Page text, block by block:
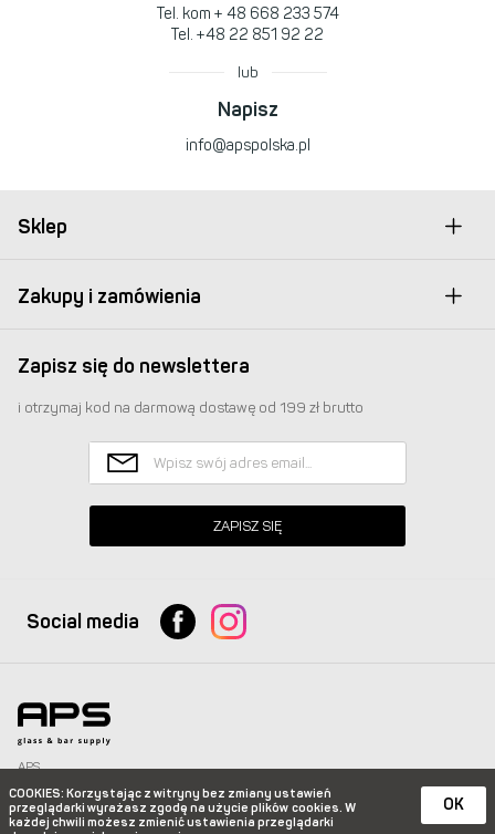
COOKIES: Korzystając z witryny bez zmiany ustawień
przeglądarki wyrażasz zgodę na użycie plików cookies. W
każdej chwili możesz zmienić ustawienia przeglądarki
OK
Tel. kom + 48 668 233 574
Tel. +48 22 851 92 22
lub
Napisz
info@apspolska.pl
Sklep
Zakupy i zamówienia
Zapisz się do newslettera
i otrzymaj kod na darmową dostawę od 199 zł brutto
ZAPISZ SIĘ
Social media
APS
Glass & Bar Supply Sp. z o.o. wszystkie prawa zastrzeżone.
info@apspolska.pl|Mapa strony| Infolinia:+48 668 233 574| +48 22 851 92 22